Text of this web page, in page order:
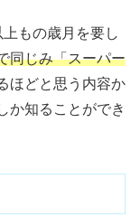
もの歳月を要し
同じみ「スーパー
ほどと思う内容か
か知ることができ